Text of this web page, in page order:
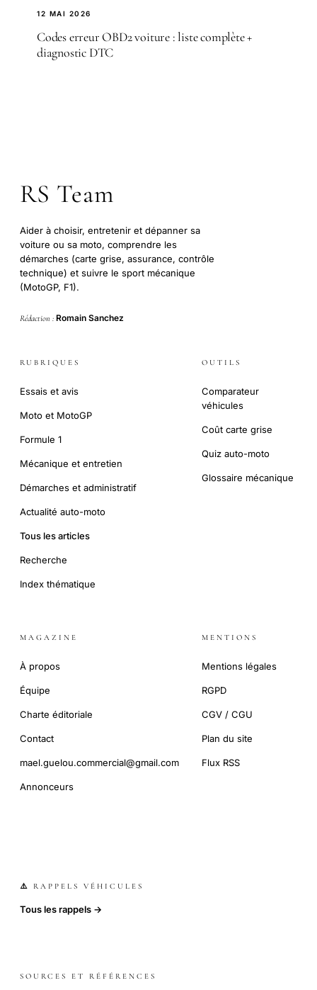
12 MAI 2026
Codes erreur OBD2 voiture : liste complète +
diagnostic DTC
RS Team
Aider à choisir, entretenir et dépanner sa
voiture ou sa moto, comprendre les
démarches (carte grise, assurance, contrôle
technique) et suivre le sport mécanique
(MotoGP, F1).
Rédaction : Romain Sanchez
RUBRIQUES
Essais et avis
Moto et MotoGP
Formule 1
Mécanique et entretien
Démarches et administratif
Actualité auto-moto
Tous les articles
Recherche
Index thématique
OUTILS
Comparateur
véhicules
Coût carte grise
Quiz auto-moto
Glossaire mécanique
MAGAZINE
À propos
Équipe
Charte éditoriale
Contact
mael.guelou.commercial@gmail.com
Annonceurs
MENTIONS
Mentions légales
RGPD
CGV / CGU
Plan du site
Flux RSS
⚠️ RAPPELS VÉHICULES
Tous les rappels →
SOURCES ET RÉFÉRENCES